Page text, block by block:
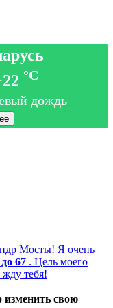
°C
дождь
Мосты! Я очень
67 . Цель моего
жду тебя!
свою